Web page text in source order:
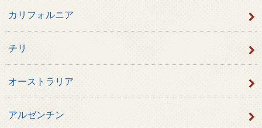
カリフォルニア
チリ
オーストラリア
アルゼンチン